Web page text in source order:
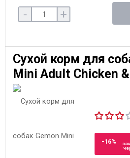
- +
Сухой корм для
Mini Adult Chicken
-16%